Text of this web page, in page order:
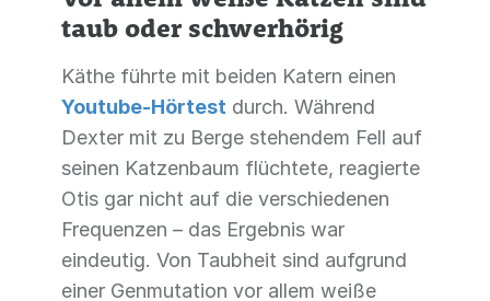
taub oder schwerhörig
Käthe führte mit beiden Katern einen
Youtube-Hörtest durch. Während
Dexter mit zu Berge stehendem Fell auf
seinen Katzenbaum flüchtete, reagierte
Otis gar nicht auf die verschiedenen
Frequenzen – das Ergebnis war
eindeutig. Von Taubheit sind aufgrund
einer Genmutation vor allem weiße